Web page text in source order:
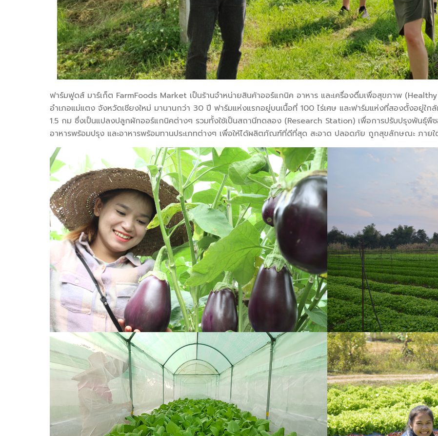
ฟาร์มฟูดส์ มาร์เก็ต FarmFoods Market เป็นร้านจำหน่ายสินค้าออร์แกนิค อาหาร และเครื่องดื่มเพื่อสุขภาพ (Healthy
อำเภอแม่แตง จังหวัดเชียงใหม่ มานานกว่า 30 ปี ฟาร์มแห่งแรกอยู่บนเนื้อที่ 100 ไร่เศษ และฟาร์มแห่งที่สองตั้งอยู่ใก
1.5 กม ซึ่งเป็นแปลงปลูกผักออร์แกนิคต่างๆ รวมทั้งใช้เป็นสถานีทดลอง (Research Station) เพื่อการปรับปรุงพันธุ์พื
อาหารพร้อมปรุง และอาหารพร้อมทานประเภทต่างๆ เพื่อให้ได้ผลิตภัณฑ์ที่ดีที่สุด สะอาด ปลอดภัย ถูกสุขลักษณะ ภาย